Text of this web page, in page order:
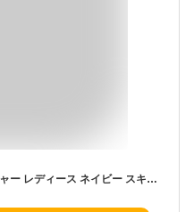
smoon 風薫るメッシュブラ ブラジャー レディース ネイビー スキンベージュ ピーチ サンドベージュ シームレス タグなし 日本製 ノンワイヤー シームレスブラ 無縫製 ホックなし ブラ インナー 涼しい ノンストレス 薄い 軽い 軽量 快適 速乾 伸びる 通気性 M-LL